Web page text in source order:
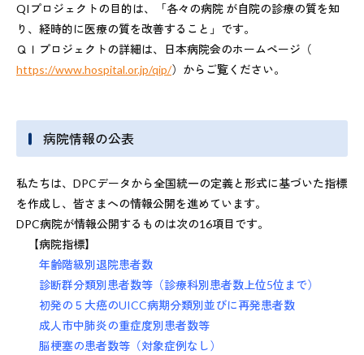
QIプロジェクトの目的は、「各々の病院 が自院の診療の質を知
り、経時的に医療の質を改善すること」です。
ＱＩプロジェクトの詳細は、日本病院会のホームページ（
https://www.hospital.or.jp/qip/）からご覧ください。
病院情報の公表
私たちは、DPCデータから全国統一の定義と形式に基づいた指標
を作成し、皆さまへの情報公開を進めています。
DPC病院が情報公開するものは次の16項目です。
【病院指標】
年齢階級別退院患者数
診断群分類別患者数等（診療科別患者数上位5位まで）
初発の５大癌のUICC病期分類別並びに再発患者数
成人市中肺炎の重症度別患者数等
脳梗塞の患者数等（対象症例なし）